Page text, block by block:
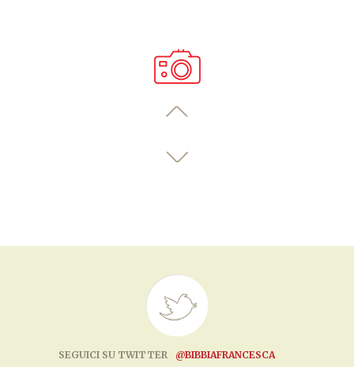
SEGUICI SU TWITTER
@BIBBIAFRANCESCA